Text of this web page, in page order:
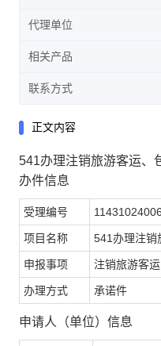
代理单位
相关产品
联系方式
正文内容
541办理注销旅游客运、
办件信息
受理编号
项目名称 541办理注销
申报事项 注销旅游客
办理方式 承诺件
申请人（单位）信息